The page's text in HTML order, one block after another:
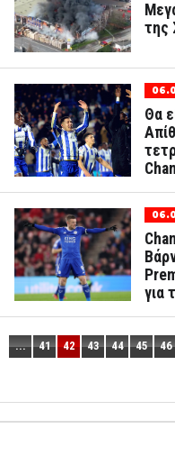
της
Θα
για
... 41 42 43 44 45 46